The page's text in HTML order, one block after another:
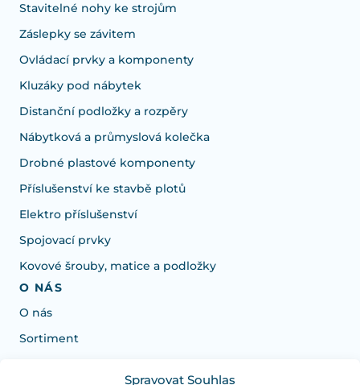
Spravovat Souhlas
Stavitelné nohy ke strojům
Záslepky se závitem
Ovládací prvky a komponenty
Kluzáky pod nábytek
Distanční podložky a rozpěry
Nábytková a průmyslová kolečka
Drobné plastové komponenty
Příslušenství ke stavbě plotů
Elektro příslušenství
Spojovací prvky
Kovové šrouby, matice a podložky
O NÁS
O nás
Sortiment